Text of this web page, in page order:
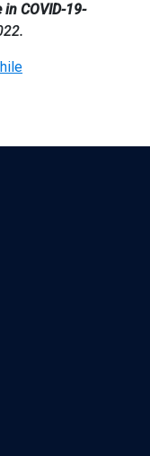
COVID-19-